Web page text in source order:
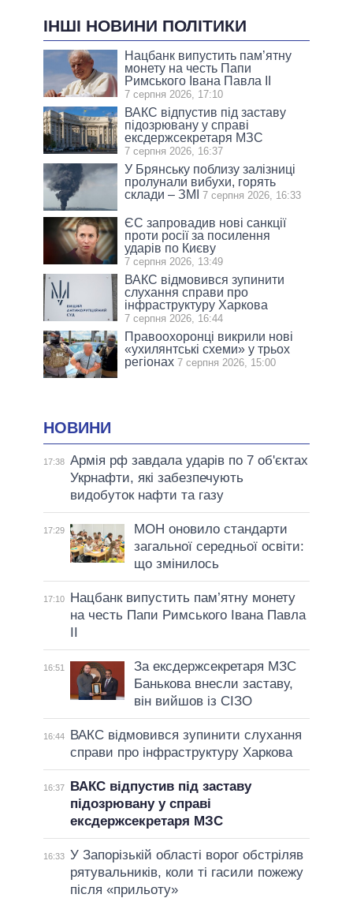
ІНШІ НОВИНИ ПОЛІТИКИ
Нацбанк випустить пам’ятну
монету на честь Папи
Римського Івана Павла II
7 серпня 2026, 17:10
ВАКС відпустив під заставу
підозрювану у справі
ексдержсекретаря МЗС
7 серпня 2026, 16:37
У Брянську поблизу залізниці
пролунали вибухи, горять
склади – ЗМІ
7 серпня 2026, 16:33
ЄС запровадив нові санкції
проти росії за посилення
ударів по Києву
7 серпня 2026, 13:49
ВАКС відмовився зупинити
слухання справи про
інфраструктуру Харкова
7 серпня 2026, 16:44
Правоохоронці викрили нові
«ухилянтські схеми» у трьох
регіонах 7 серпня 2026, 15:00
НОВИНИ
17:38 Армія рф завдала ударів по 7 об'єктах
Укрнафти, які забезпечують
видобуток нафти та газу
17:29
МОН оновило стандарти
загальної середньої освіти:
що змінилось
17:10
Нацбанк випустить пам’ятну монету
на честь Папи Римського Івана Павла
II
16:51
За ексдержсекретаря МЗС
Банькова внесли заставу,
він вийшов із СІЗО
16:44
ВАКС відмовився зупинити слухання
справи про інфраструктуру Харкова
16:37
ВАКС відпустив під заставу
підозрювану у справі
ексдержсекретаря МЗС
16:33 У Запорізькій області ворог обстріляв
рятувальників, коли ті гасили пожежу
після «прильоту»